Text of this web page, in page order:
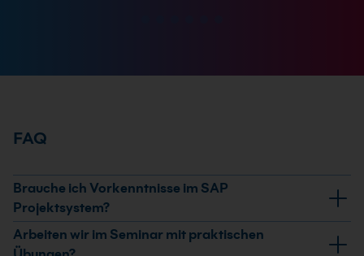
FAQ
Brauche ich Vorkenntnisse im SAP
Projektsystem?
Spezielle PS-Erfahrung ist nicht zwingend nötig.
Hilfreich ist, wenn du dich in der SAP-Navigation
Arbeiten wir im Seminar mit praktischen